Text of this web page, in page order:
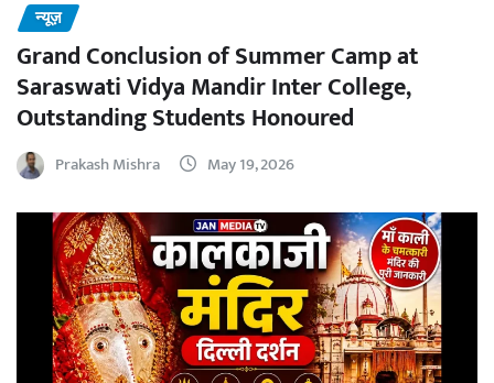
न्यूज़
Grand Conclusion of Summer Camp at
Saraswati Vidya Mandir Inter College,
Outstanding Students Honoured
Prakash Mishra May 19, 2026